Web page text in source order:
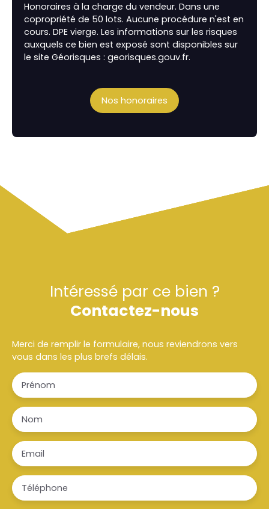
Honoraires à la charge du vendeur. Dans une
copropriété de 50 lots. Aucune procédure n'est en
cours. DPE vierge. Les informations sur les risques
auxquels ce bien est exposé sont disponibles sur
le site Géorisques : georisques.gouv.fr.
Nos honoraires
Intéressé par ce bien ?
Contactez-nous
Merci de remplir le formulaire, nous reviendrons vers
vous dans les plus brefs délais.
Prénom
Nom
Email
Téléphone